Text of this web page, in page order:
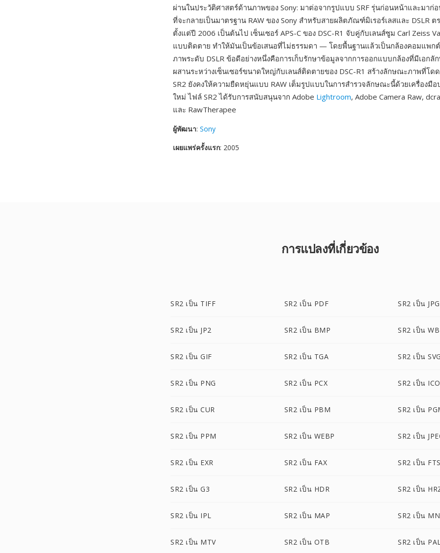
ผ่านในประวัติศาสตร์ด้านภาพของ Sony: มาต่อจากรูปแบบ SRF รุ่นก่อนหน้าและมาก่
ที่จะกลายเป็นมาตรฐาน RAW ของ Sony สำหรับสายผลิตภัณฑ์มิเรอร์เลสและ DSLR ต
ตั้งแต่ปี 2006 เป็นต้นไป เซ็นเซอร์ APS-C ของ DSC-R1 จับคู่กับเลนส์ซูม Carl Zeiss
แบบติดตาย ทำให้มันเป็นข้อเสนอที่ไม่ธรรมดา — โดยพื้นฐานแล้วเป็นกล้องคอมแพ
ภาพระดับ DSLR ข้อดีอย่างหนึ่งคือการเก็บรักษาข้อมูลจากการออกแบบกล้องที่มีเอกลั
ผสานระหว่างเซ็นเซอร์ขนาดใหญ่กับเลนส์ติดตายของ DSC-R1 สร้างลักษณะภาพที่โด
SR2 ยังคงให้ความยืดหยุ่นแบบ RAW เต็มรูปแบบในการสำรวจลักษณะนี้ด้วยเครื่องมื
ใหม่ ไฟล์ SR2 ได้รับการสนับสนุนจาก Adobe Lightroom, Adobe Camera Raw,
และ RawTherapee
ผู้พัฒนา: Sony
เผยแพร่ครั้งแรก: 2005
การแปลงที่เกี่ยวข้อง
SR2 เป็น TIFF SR2 เป็น PDF SR2 เป็น JPG
SR2 เป็น JP2 SR2 เป็น BMP SR2 เป็น
SR2 เป็น GIF SR2 เป็น TGA SR2 เป็น SVG
SR2 เป็น PNG SR2 เป็น PCX SR2 เป็น ICO
SR2 เป็น CUR SR2 เป็น PBM SR2 เป็น
SR2 เป็น PPM SR2 เป็น WEBP SR2 เป็น
SR2 เป็น EXR SR2 เป็น FAX SR2 เป็น FTS
SR2 เป็น G3 SR2 เป็น HDR SR2 เป็น
SR2 เป็น IPL SR2 เป็น MAP SR2 เป็น
SR2 เป็น MTV SR2 เป็น OTB SR2 เป็น